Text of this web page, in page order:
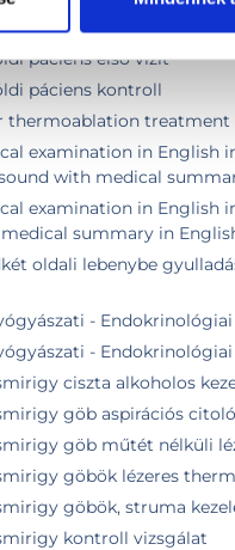
vizsgálat + pajzsmirigy
páciens első vizit
páciens kontroll
thermoablation
examination in English
with medical
examination in English
summary in
oldali lebenybe
-
-
ciszta alkoholos
göb aspirációs
göb műtét nélküli
göbök lézeres
göbök, struma
kontroll vizsgálat